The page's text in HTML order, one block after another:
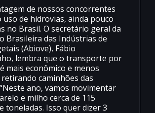
de nossos concorrentes
uso de hidrovias, ainda pouco
no Brasil. O secretário geral da
Brasileira das Indústrias de
(Abiove), Fábio
lembra que o transporte por
mais econômico e menos
caminhões das
ano, vamos movimentar
e milho cerca de 115
toneladas. Isso quer dizer 3